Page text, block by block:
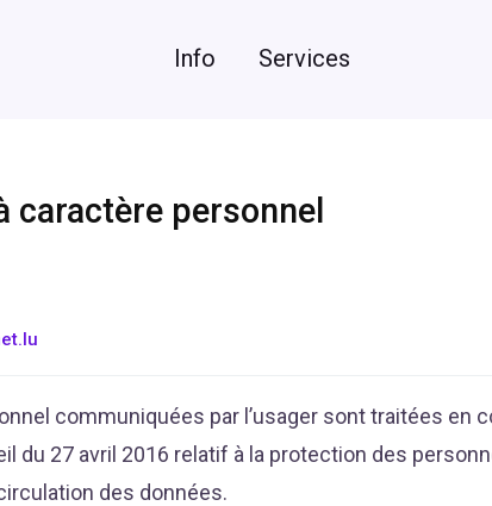
Info Services
caractère personnel
communiquées par l’usager sont traitées en
du 27 avril 2016 relatif à la protection des
des données.